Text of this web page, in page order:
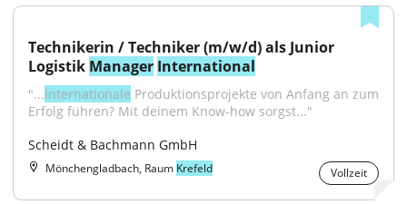
Technikerin / Techniker (m/w/d) als Junior
Logistik Manager International
"...internationale Produktionsprojekte von Anfang an zum
Erfolg führen? Mit deinem Know-how sorgst..."
Scheidt & Bachmann GmbH
Mönchengladbach, Raum Krefeld Vollzeit